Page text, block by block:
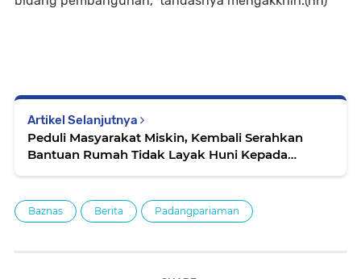
Artikel Selanjutnya
Peduli Masyarakat Miskin, Kembali Serahkan
Bantuan Rumah Tidak Layak Huni Kepada
Baznas Berita Padangpariaman